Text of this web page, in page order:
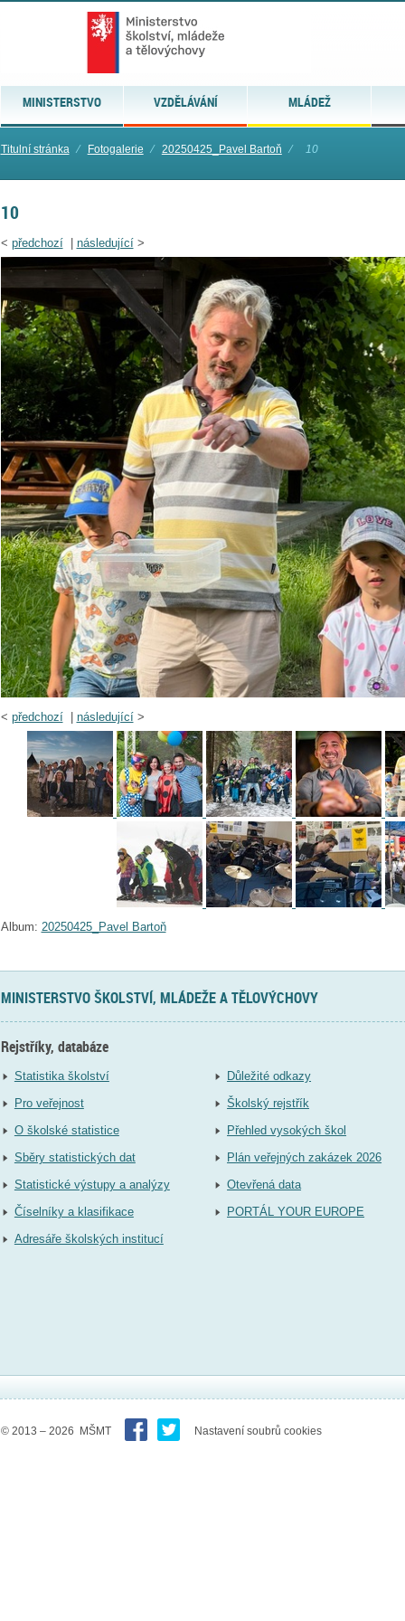
MINISTERSTVO VZDĚLÁVÁNÍ MLÁDEŽ
Titulní stránka ⁄ Fotogalerie ⁄ 20250425_Pavel Bartoň ⁄ 10
10
< předchozí| následující>
< předchozí| následující>
Album: 20250425_Pavel Bartoň
MINISTERSTVO ŠKOLSTVÍ, MLÁDEŽE A TĚLOVÝCHOVY
Rejstříky, databáze
Statistika školství
Pro veřejnost
O školské statistice
Sběry statistických dat
Statistické výstupy a analýzy
Číselníky a klasifikace
Adresáře školských institucí
Důležité odkazy
Školský rejstřík
Přehled vysokých škol
Plán veřejných zakázek 2026
Otevřená data
PORTÁL YOUR EUROPE
© 2013 – 2026 MŠMT Nastavení soubrů cookies